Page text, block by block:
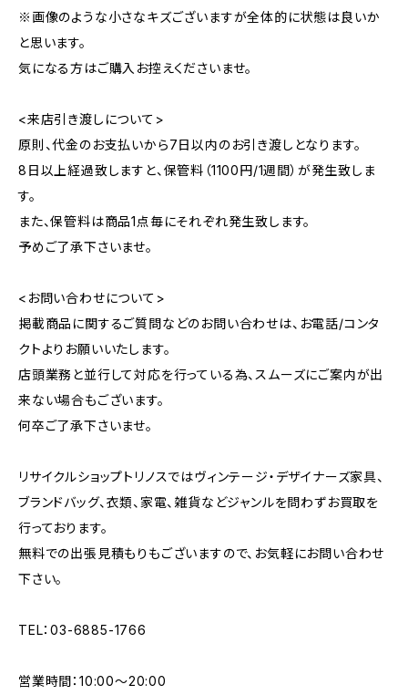
※画像のような小さなキズございますが全体的に状態は良いか
と思います。
気になる方はご購入お控えくださいませ。
<来店引き渡しについて>
原則、代金のお支払いから7日以内のお引き渡しとなります。
8日以上経過致しますと、保管料（1100円/1週間）が発生致しま
す。
また、保管料は商品1点毎にそれぞれ発生致します。
予めご了承下さいませ。
<お問い合わせについて>
掲載商品に関するご質問などのお問い合わせは、お電話/コンタ
クトよりお願いいたします。
店頭業務と並行して対応を行っている為、スムーズにご案内が出
来ない場合もございます。
何卒ご了承下さいませ。
リサイクルショップトリノスではヴィンテージ・デザイナーズ家具、
ブランドバッグ、衣類、家電、雑貨などジャンルを問わずお買取を
行っております。
無料での出張見積もりもございますので、お気軽にお問い合わせ
下さい。
TEL：03-6885-1766
営業時間：10:00〜20:00